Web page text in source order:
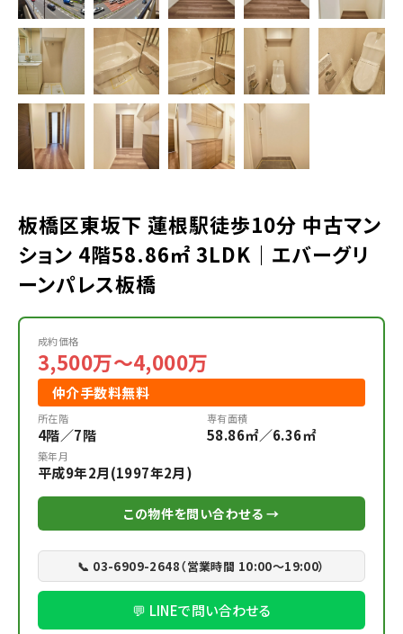
板橋区東坂下 蓮根駅徒歩10分 中古マン
ション 4階58.86㎡ 3LDK｜エバーグリ
ーンパレス板橋
成約価格
3,500万～4,000万
仲介手数料無料
所在階
4階／7階
専有面積
58.86㎡／6.36㎡
築年月
平成9年2月(1997年2月)
この物件を問い合わせる →
📞 03-6909-2648（営業時間 10:00〜19:00）
💬 LINEで問い合わせる